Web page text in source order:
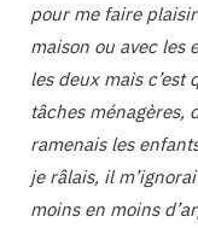
pour me faire
maison ou avec les
les deux mais c’est
tâches ménagères,
ramenais les
je râlais, il
moins en moins